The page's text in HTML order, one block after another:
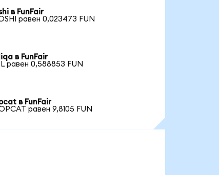
в FunFair
равен 0,023473 FUN
в FunFair
равен 0,588853 FUN
в FunFair
равен 9,8105 FUN